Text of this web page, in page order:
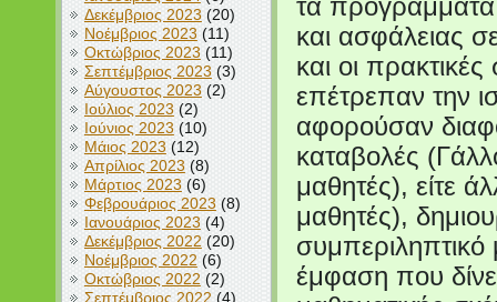
Δεκέμβριος 2023 (20)
Νοέμβριος 2023 (11)
Οκτώβριος 2023(11)
Σεπτέμβριος 2023 (3)
Αύγουστος 2023 (2)
Ιούλιος 2023(2)
Ιούνιος 2023(10)
Μάιος 2023 (12)
Απρίλιος 2023 (8)
Μάρτιος 2023 (6)
Φεβρουάριος 2023(8)
Ιανουάριος 2023 (4)
Δεκέμβριος 2022 (20)
Νοέμβριος 2022 (6)
Οκτώβριος 2022 (2)
Σεπτέμβριος 2022 (4)
τα προγράμματα
και ασφάλειας
και οι
επέτρεπαν την
αφορούσαν
καταβολές
μαθητές), είτε
μαθητές),
έμφαση που